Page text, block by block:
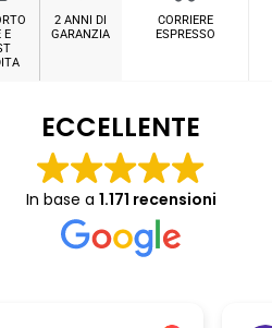
E
2 ANNI DI
GARANZIA
CORRIERE
ESPRESSO
ECCELLENTE
In base a 1.171 recensioni